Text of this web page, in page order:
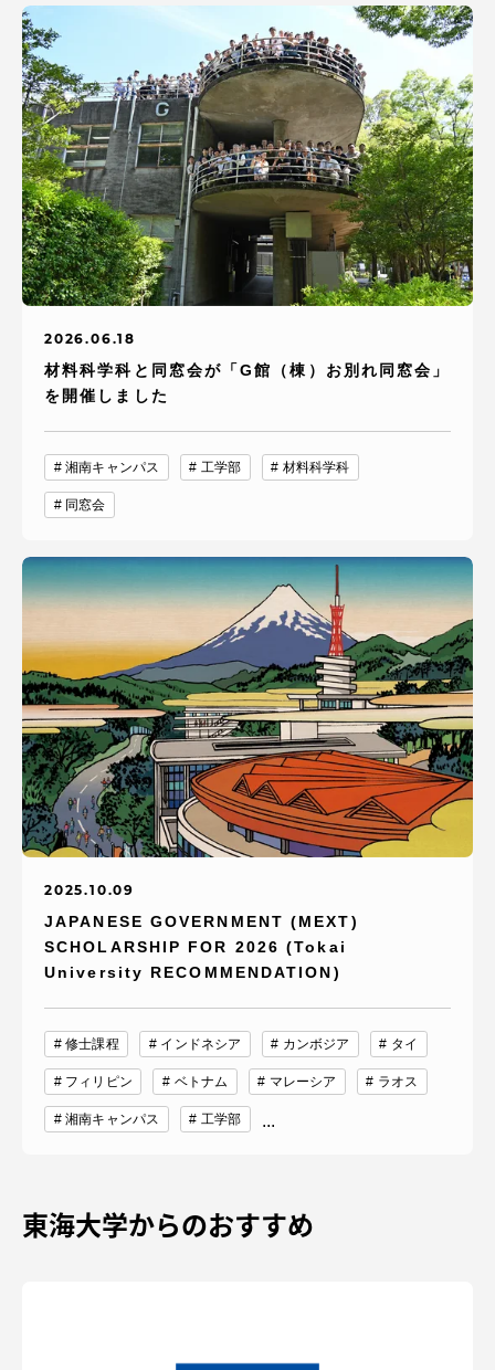
2026.06.18
材料科学科と同窓会が「G館（棟）お別れ同窓会」
を開催しました
湘南キャンパス 工学部 材料科学科
同窓会
2025.10.09
JAPANESE GOVERNMENT (MEXT)
SCHOLARSHIP FOR 2026 (Tokai
University RECOMMENDATION)
修士課程 インドネシア カンボジア タイ
フィリピン ベトナム マレーシア ラオス
湘南キャンパス 工学部 ...
東海大学からのおすすめ